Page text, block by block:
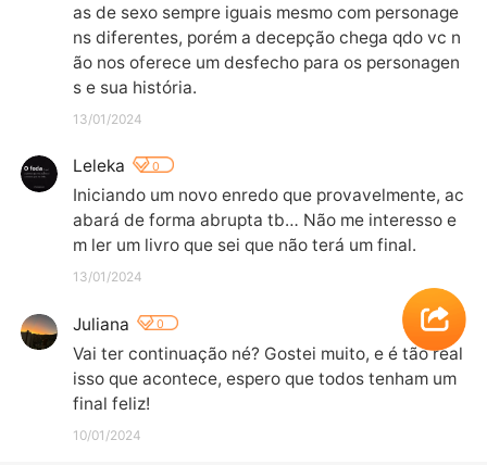
as de sexo sempre iguais mesmo com personage
ns diferentes, porém a decepção chega qdo vc n
ão nos oferece um desfecho para os personagen
s e sua história.
13/01/2024
Leleka 0
Iniciando um novo enredo que provavelmente, ac
abará de forma abrupta tb… Não me interesso e
m ler um livro que sei que não terá um final.
13/01/2024
Juliana 0
Vai ter continuação né? Gostei muito, e é tão real
isso que acontece, espero que todos tenham um
final feliz!
10/01/2024